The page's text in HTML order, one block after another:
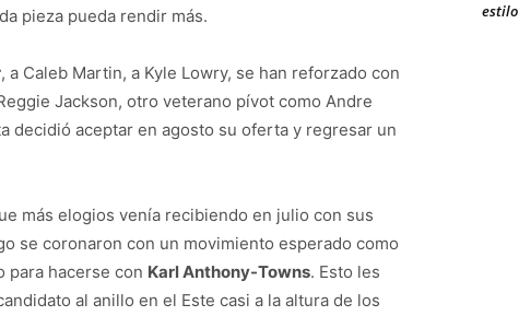
pieza pueda rendir más.
, a Caleb Martin, a Kyle Lowry, se han reforzado con
Jackson, otro veterano pívot como Andre
decidió aceptar en agosto su oferta y regresar un
más elogios venía recibiendo en julio con sus
se coronaron con un movimiento esperado como
para hacerse con Karl Anthony-Towns. Esto les
al anillo en el Este casi a la altura de los